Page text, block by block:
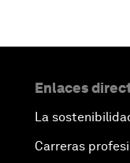
Enlaces
La
Carreras